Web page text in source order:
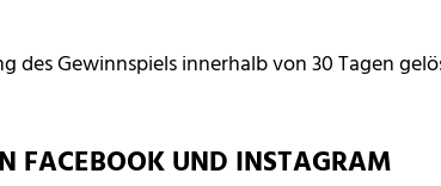
Gewinnspiels innerhalb von 30 Tagen
FACEBOOK UND INSTAGRAM